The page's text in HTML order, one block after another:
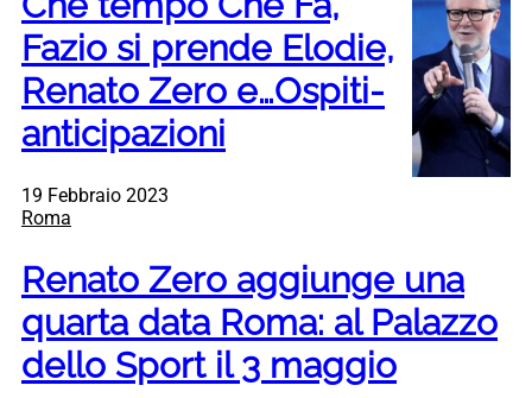
Fazio si prende Elodie,
Renato Zero e…Ospiti-
anticipazioni
19 Febbraio 2023
Roma
Renato Zero aggiunge una
quarta data Roma: al Palazzo
dello Sport il 3 maggio